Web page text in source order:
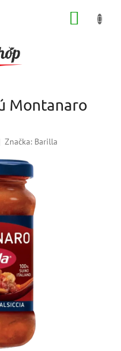
Montanaro
Značka: Barilla